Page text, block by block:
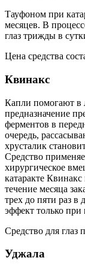
Тауфоном при
месяцев. В
глаз трижды в
Цена средства
Квинакс
Капли помогают в
предназначение
ферментов в
очередь,
хрусталик
Средство
хирургическое
катаракте
течение месяца
трех до пяти раз
эффект только
Средство для глаз
Уджала